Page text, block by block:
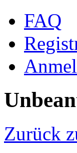
FAQ
Zurück